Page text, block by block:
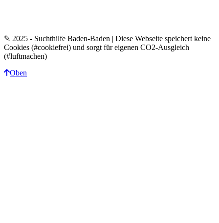
✎ 2025 - Suchthilfe Baden-Baden | Diese Webseite speichert keine
Cookies (#cookiefrei) und sorgt für eigenen CO2-Ausgleich
(#luftmachen)
Oben